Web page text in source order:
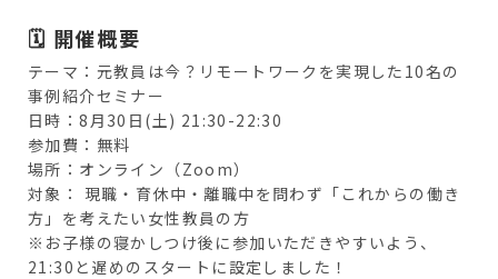
🗓 開催概要
テーマ：元教員は今？リモートワークを実現した10名の
事例紹介セミナー
日時：8月30日(土) 21:30-22:30
参加費：無料
場所：オンライン（Zoom）
対象： 現職・育休中・離職中を問わず「これからの働き
方」を考えたい女性教員の方
※お子様の寝かしつけ後に参加いただきやすいよう、
21:30と遅めのスタートに設定しました！